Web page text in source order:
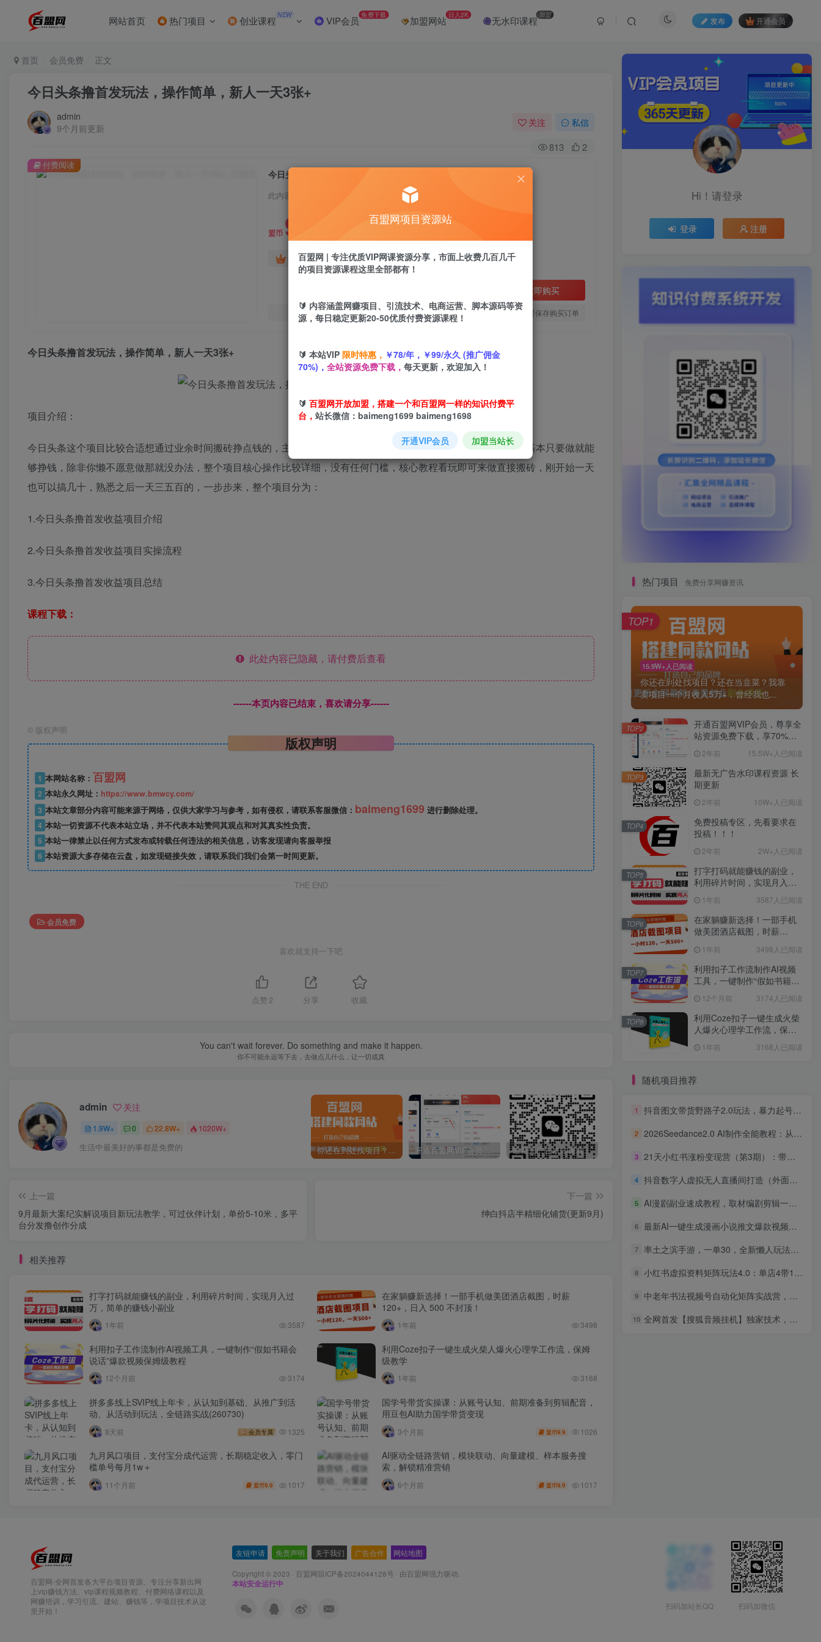
网站首页 热门项目 创业课程 NEW VIP会员 免费下载 加盟网站 日入2K 无水印课程 加盟
发布 开通会员
首页 会员免费 正文
今日头条撸首发玩法，操作简单，新人一天3张+
admin
9个月前更新
关注 私信
813 2
今日头条撸首发玩法，操作简单，新人一天3张+
此内容为付费阅读，请付费后查看
盟币 9.9
黄金会员免费 超级会员免费
立即购买
您当前未登录！建议登陆后购买，可保存购买订单
付费阅读
今日头条撸首发玩法 ，操作简单，新人一天3张+
项目介绍：
今日头条这个项目比较合适想通过业余时间搬砖挣点钱的，主要是在今日头条里发布文章或者微头条撸首发收益的，基本只要做就能
够挣钱，除非你懒不愿意做那就没办法，整个项目核心操作比较详细，没有任何门槛，核心教程看玩即可来做直接搬砖，刚开始一天
也可以搞几十，熟悉之后一天三五百的，一步步来，整个项目分为：
1.今日头条撸首发收益项目介绍
2.今日头条撸首发收益项目实操流程
3.今日头条撸首发收益项目总结
课程下载：
此处内容已隐藏，请付费后查看
------本页内容已结束，喜欢请分享------
© 版权声明
版权声明
1 本网站名称： 百盟网
2 本站永久网址： https://www.bmwcy.com/
3 本站文章部分内容可能来源于网络，仅供大家学习与参考，如有侵权，请联系客服微信： baimeng1699 进行删除处理。
4 本站一切资源不代表本站立场，并不代表本站赞同其观点和对其真实性负责。
5 本站一律禁止以任何方式发布或转载任何违法的相关信息，访客发现请向客服举报
6 本站资源大多存储在云盘，如发现链接失效，请联系我们我们会第一时间更新。
THE END
会员免费
喜欢就支持一下吧
点赞 2 分享 收藏
You can't wait forever. Do something and make it happen.
你不可能永远等下去，去做点儿什么，让一切成真
admin 关注
1.9W+ 0 22.8W+ 1020W+
生活中最美好的事都是免费的 你还在到处找项目？还在当韭菜？我靠卖项目一个月收入5万+，曾经我也是个失败者。 最新无广告水印课程资源 长期更新
上一篇
9月最新大案纪实解说项目新玩法教学，可过伙伴计划，单价5-10米，多平
台分发撸创作分成
下一篇
绅白抖店半精细化铺货(更新9月)
相关推荐
打字打码就能赚钱的副业，利用碎片时间，实现月入过
万，简单的赚钱小副业
1年前 3587
在家躺赚新选择！一部手机做美团酒店截图，时薪
120+，日入 500 不封顶！
1年前 3498
利用扣子工作流制作AI视频工具，一键制作“假如书籍会
说话”爆款视频保姆级教程
12个月前 3174
利用Coze扣子一键生成火柴人爆火心理学工作流，保姆
级教学
1年前 3168
拼多多线上SVIP线上年卡，从认知到基础、从推广到活
动、从活动到玩法，全链路实战(260730)
8天前 会员专属 1325
国学号带货实操课：从账号认知、前期准备到剪辑配音，
用豆包AI助力国学带货变现
3个月前 盟币9.9 1026
九月风口项目，支付宝分成代运营，长期稳定收入，零门
槛单号每月1w＋
11个月前 盟币9.9 1017
AI驱动全链路营销，模块联动、向量建模、样本服务搜
索，解锁精准营销
6个月前 盟币9.9 1017
Hi！请登录
登录 注册
热门项目 免费分享网赚资讯
15.9W+人已阅读
你还在到处找项目？还在当韭菜？我靠
卖项目一个月收入5万+，曾经我也...
TOP1
开通百盟网VIP会员，尊享全
站资源免费下载，享70%的
惠】2年前 15.5W+人已阅读
TOP2
最新无广告水印课程资源 长
期更新
2年前 10W+人已阅读
TOP3
免费投稿专区，先看要求在
投稿！！！
2年前 2W+人已阅读
TOP4
打字打码就能赚钱的副业，
利用碎片时间，实现月入过
1年前 3587人已阅读
TOP5
在家躺赚新选择！一部手机
做美团酒店截图，时薪
1年前 3498人已阅读
TOP6
利用扣子工作流制作AI视频
工具，一键制作“假如书籍会
12个月前 3174人已阅读
TOP7
利用Coze扣子一键生成火柴
人爆火心理学工作流，保姆
1年前 3168人已阅读
TOP8
随机项目推荐
1 抖音图文带货野路子2.0玩法，暴力起号，单日收益500+，小白也可轻松上手！
2 2026Seedance2.0 AI制作全能教程：从小说创作到成片，批量生成全流程拆解
3 21天小红书涨粉变现营（第3期）：带你掌握小红书爆款玩法，月赚10W+秘密
4 抖音数字人虚拟无人直播间打造（外面收费6000）
5 AI漫剧副业速成教程，取材编剧剪辑一站式教学；快速上手实现内容变现接单增收
6 最新AI一键生成漫画小说推文爆款视频，几分钟一条原创视频，简单轻松日入5000+
7 率土之滨手游，一单30，全新懒人玩法，小白一部手机无脑操作，日入3000+轻轻松松
8 小红书虚拟资料矩阵玩法4.0：单店4带1玩法，操作模式+全新配套软件，被动月收入1万+
9 中老年书法视频号自动化矩阵实战营，一套自动化流程玩转中老年书法视频号矩阵
10 全网首发【搜狐音频挂机】独家技术，项目红利期，可矩阵可放大，稳定月入8000+
百盟网-全网首发各大平台项目资源、专注分享新出网
上vip赚钱方法、vip课程视频教程、付费网络课程以及
网赚培训，学习引流、建站、赚钱等，学项目技术从这
里开始！
友链申请 免责声明 关于我们 广告合作 网站地图
Copyright © 2023 · 百盟网琼ICP备2024044128号 · 由百盟网强力驱动.
本站安全运行中
扫码加站长QQ 扫码加微信
百盟网项目资源站
百盟网 | 专注优质VIP网课资源分享，市面上收费几百几千
的项目资源课程这里全部都有！
🔰 内容涵盖网赚项目、引流技术、电商运营、脚本源码等资
源，每日稳定更新20-50优质付费资源课程！
🔰 本站VIP 限时特惠， ￥78/年，￥99/永久 (推广佣金
70%)， 全站资源免费下载， 每天更新，欢迎加入！
🔰 百盟网开放加盟，搭建一个和百盟网一样的知识付费平
台， 站长微信：baimeng1699 baimeng1698
开通VIP会员 加盟当站长